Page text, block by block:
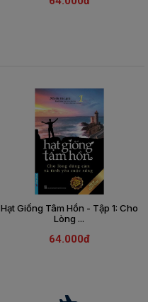
Hạt Giống Tâm Hồn - Tập 1: Cho
Lòng ...
64.000đ